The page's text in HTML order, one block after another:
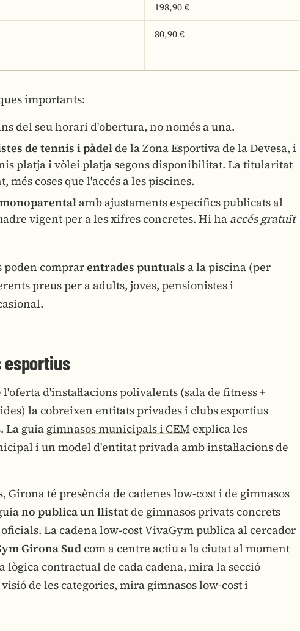
198,90 €
80,90 €
importants:
del seu horari d'obertura, no només a una.
de tennis i pàdelde la Zona Esportiva de la Devesa, i
platja i vòlei platja segons disponibilitat. La titularitat
coses que l'accés a les piscines.
amb ajustaments específics publicats al
vigent per a les xifres concretes. Hi ha accés gratuït
poden comprarentrades puntuals a la piscina (per
preus per a adults, joves, pensionistes i
esportius
d'instal·lacions polivalents (sala de fitness +
la cobreixen entitats privades i clubs esportius
La guia gimnasos municipals i CEMexplica les
i un model d'entitat privada amb instal·lacions de
Girona té presència de cadenes low-cost i de gimnasos
no publica un llistatde gimnasos privats concrets
La cadena low-costVivaGympublica al cercador
Girona Sudcom a centre actiu a la ciutat al moment
lògica contractual de cada cadena, mira la secció
de les categories, mira gimnasos low-costi